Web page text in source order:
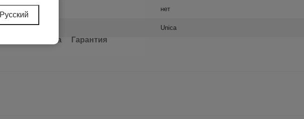
нет
Unica
Оплата Гарантия
Русский